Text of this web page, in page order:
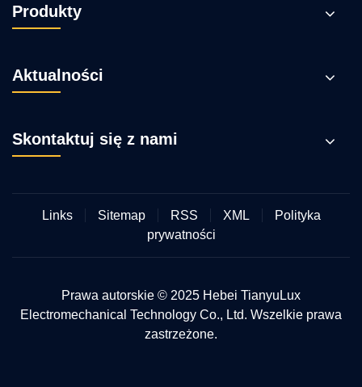
Produkty
Aktualności
Skontaktuj się z nami
Links Sitemap RSS XML
Polityka
prywatności
Prawa autorskie © 2025 Hebei TianyuLux
Electromechanical Technology Co., Ltd. Wszelkie prawa
zastrzeżone.